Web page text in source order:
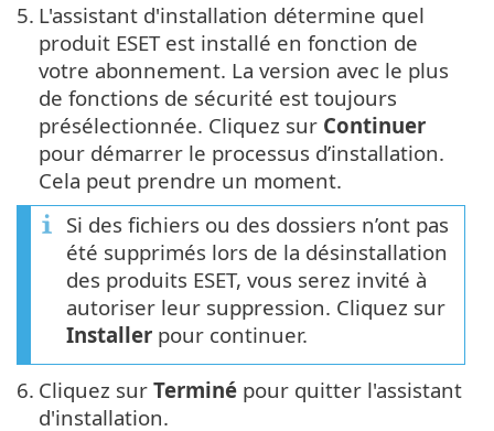
5. L'assistant d'installation détermine quel
produit ESET est installé en fonction de
votre abonnement. La version avec le plus
de fonctions de sécurité est toujours
présélectionnée. Cliquez sur Continuer
pour démarrer le processus d’installation.
Cela peut prendre un moment.
Si des fichiers ou des dossiers n’ont pas
été supprimés lors de la désinstallation
des produits ESET, vous serez invité à
autoriser leur suppression. Cliquez sur
Installer pour continuer.
6. Cliquez sur Terminé pour quitter l'assistant
d'installation.